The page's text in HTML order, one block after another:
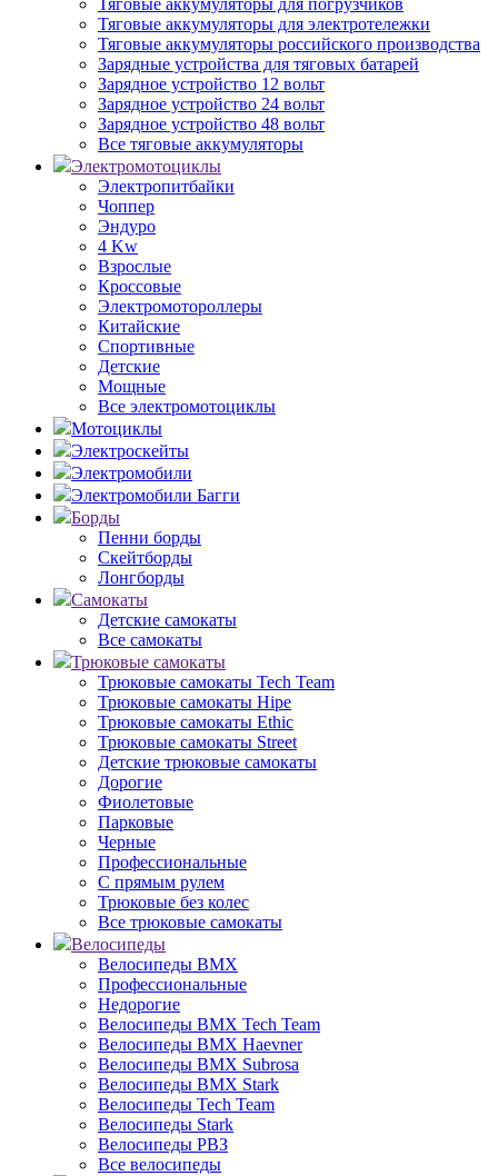
Тяговые аккумуляторы для погрузчиков
Тяговые аккумуляторы для электротележки
Тяговые аккумуляторы российского производства
Зарядные устройства для тяговых батарей
Зарядное устройство 12 вольт
Зарядное устройство 24 вольт
Зарядное устройство 48 вольт
Все тяговые аккумуляторы
Электромотоциклы
Электропитбайки
Чоппер
Эндуро
4 Kw
Взрослые
Кроссовые
Электромотороллеры
Китайские
Спортивные
Детские
Мощные
Все электромотоциклы
Мотоциклы
Электроскейты
Электромобили
Электромобили Багги
Борды
Пенни борды
Скейтборды
Лонгборды
Самокаты
Детские самокаты
Все самокаты
Трюковые самокаты
Трюковые самокаты Tech Team
Трюковые самокаты Hipe
Трюковые самокаты Ethic
Трюковые самокаты Street
Детские трюковые самокаты
Дорогие
Фиолетовые
Парковые
Черные
Профессиональные
С прямым рулем
Трюковые без колес
Все трюковые самокаты
Велосипеды
Велосипеды BMX
Профессиональные
Недорогие
Велосипеды BMX Tech Team
Велосипеды BMX Haevner
Велосипеды BMX Subrosa
Велосипеды BMX Stark
Велосипеды Tech Team
Велосипеды Stark
Велосипеды РВЗ
Все велосипеды